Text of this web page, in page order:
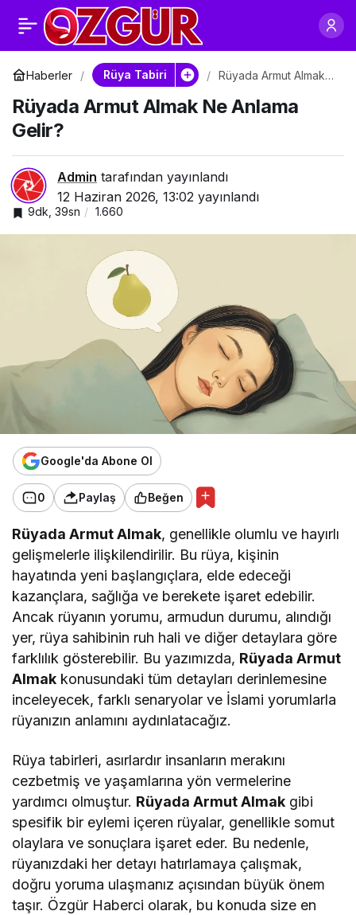
Haberler Rüya Tabiri
Rüyada Armut Almak
Rüyada Armut Almak Ne Anlama
Gelir?
Admin tarafından yayınlandı
12 Haziran 2026, 13:02 yayınlandı
9dk, 39sn 1.660
Google'da Abone Ol
0 Paylaş Beğen
Rüyada Armut Almak, genellikle olumlu ve hayırlı
gelişmelerle ilişkilendirilir. Bu rüya, kişinin
hayatında yeni başlangıçlara, elde edeceği
kazançlara, sağlığa ve berekete işaret edebilir.
Ancak rüyanın yorumu, armudun durumu, alındığı
yer, rüya sahibinin ruh hali ve diğer detaylara göre
farklılık gösterebilir. Bu yazımızda, Rüyada Armut
Almak konusundaki tüm detayları derinlemesine
inceleyecek, farklı senaryolar ve İslami yorumlarla
rüyanızın anlamını aydınlatacağız.
Rüya tabirleri, asırlardır insanların merakını
cezbetmiş ve yaşamlarına yön vermelerine
yardımcı olmuştur. Rüyada Armut Almak gibi
spesifik bir eylemi içeren rüyalar, genellikle somut
olaylara ve sonuçlara işaret eder. Bu nedenle,
rüyanızdaki her detayı hatırlamaya çalışmak,
doğru yoruma ulaşmanız açısından büyük önem
taşır. Özgür Haberci olarak, bu konuda size en
Rüyada Armut
Görmek Ne Anlama
Gelir?
Paylaş